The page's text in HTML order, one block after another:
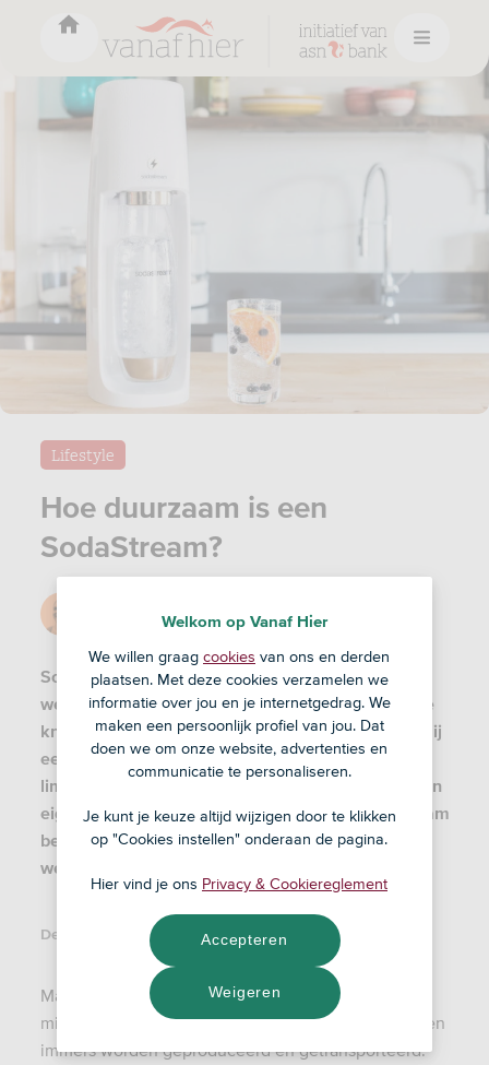
Hoe duurzaam is een
SodaStream?
Lifestyle
SodaStream wil verschil maken door geen plastic
wegwerpflessen te gebruiken. Met één druk op de
knop tover je kraanwater om tot bruiswater dankzij
een koolzuurcilinder. De liefhebber kan een
limonadeachtig smaakje toevoegen en zo thuis zijn
eigen cola of ginger ale mixen. Eén fles SodaStream
bespaart volgens het bedrijf duizenden plastic
wegwerpflessen. Goed voor het milieu dus.
Deel dit artikel:
Maar is een frisdrankmaker écht wel beter voor het
milieu? De CO₂-patronen en frisdranksiropen moeten
immers worden geproduceerd en getransporteerd.
Welkom op Vanaf Hier
We willen graag cookies van ons en derden
plaatsen. Met deze cookies verzamelen we
informatie over jou en je internetgedrag. We
maken een persoonlijk profiel van jou. Dat
doen we om onze website, advertenties en
communicatie te personaliseren.
Je kunt je keuze altijd wijzigen door te klikken
op "Cookies instellen" onderaan de pagina.
Hier vind je ons Privacy & Cookiereglement
Weigeren
Accepteren